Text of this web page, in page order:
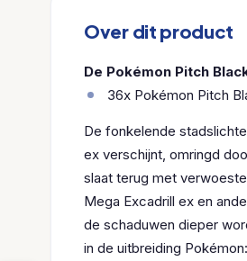
Over dit product
De Pokémon Pitch
36x Pokémon Pitch
De fonkelende
ex verschijnt, omringd
slaat terug met
Mega Excadrill ex en
de schaduwen dieper
in de uitbreiding